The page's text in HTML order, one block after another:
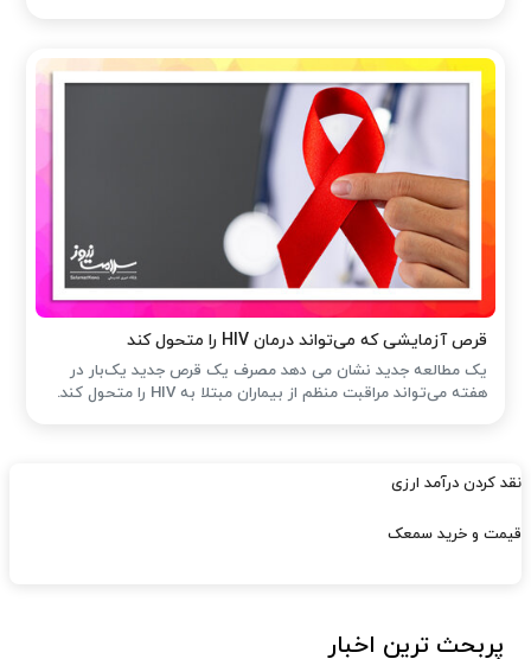
قرص آزمایشی که می‌تواند درمان HIV را متحول کند
یک مطالعه جدید نشان می دهد مصرف یک قرص جدید یک‌بار در
هفته می‌تواند مراقبت منظم از بیماران مبتلا به HIV را متحول کند.
نقد کردن درآمد ارزی
قیمت و خرید سمعک
پربحث ترین اخبار